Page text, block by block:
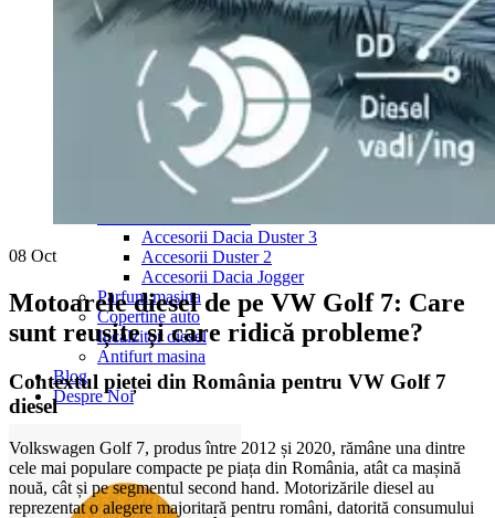
Navigație Skoda Octavia 2
Navigație Skoda Octavia 3
Navigație Skoda Rapid
Navigație Skoda Superb 1
Navigație Skoda Superb 2
Navigație Toyota Avensis T25
Portbagaj Plafon Auto
Sub 350 Litri
Peste 350 Litri
Peste 450 litri
Accesorii Dacia Duster 3
Accesorii Duster 2
Accesorii Dacia Jogger
Parfum masina
Copertine auto
Incalzitor diesel
Antifurt masina
Blog
Despre Noi
08 Oct
Motoarele diesel de pe VW Golf 7: Care
sunt reușite și care ridică probleme?
Contextul pieței din România pentru VW Golf 7
diesel
Volkswagen Golf 7, produs între 2012 și 2020, rămâne una dintre
cele mai populare compacte pe piața din România, atât ca mașină
nouă, cât și pe segmentul second hand. Motorizările diesel au
reprezentat o alegere majoritară pentru români, datorită consumului